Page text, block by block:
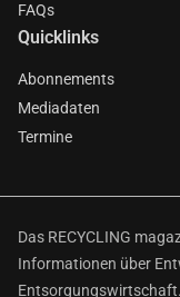
FAQs
Quicklinks
Abonnements
Mediadaten
Termine
Das RECYCLING
Informationen über